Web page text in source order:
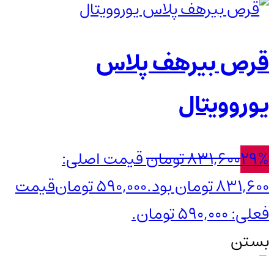
قرص بیرهف پلاس
یوروویتال
29%
831,600تومانقیمت اصلی:
831,600 تومان بود.
590,000تومانقیمت
فعلی: 590,000 تومان.
بستن